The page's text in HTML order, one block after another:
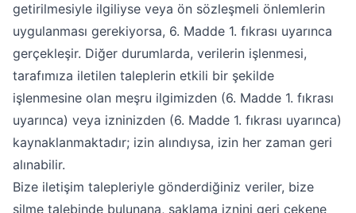
getirilmesiyle ilgiliyse veya ön sözleşmeli önlemlerin
uygulanması gerekiyorsa, 6. Madde 1. fıkrası uyarınca
gerçekleşir. Diğer durumlarda, verilerin işlenmesi,
tarafımıza iletilen taleplerin etkili bir şekilde
işlenmesine olan meşru ilgimizden (6. Madde 1. fıkrası
uyarınca) veya izninizden (6. Madde 1. fıkrası uyarınca)
kaynaklanmaktadır; izin alındıysa, izin her zaman geri
alınabilir.
Bize iletişim talepleriyle gönderdiğiniz veriler, bize
silme talebinde bulunana, saklama iznini geri çekene